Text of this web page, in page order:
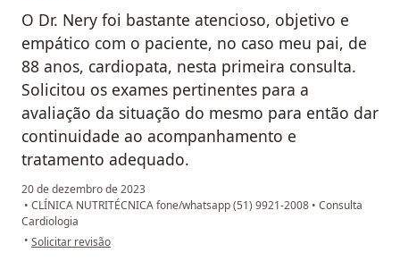
O Dr. Nery foi bastante atencioso, objetivo e
empático com o paciente, no caso meu pai, de
88 anos, cardiopata, nesta primeira consulta.
Solicitou os exames pertinentes para a
avaliação da situação do mesmo para então dar
continuidade ao acompanhamento e
tratamento adequado.
20 de dezembro de 2023
• CLÍNICA NUTRITÉCNICA fone/whatsapp (51) 9921-2008 • Consulta
Cardiologia
• na opinião do utilizador Ângela Barcellos Prates dos Santos
Solicitar revisão